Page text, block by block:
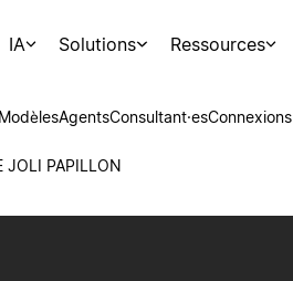
IA Solutions Ressources
AgentsConsultant·esConnexions
JOLI PAPILLON